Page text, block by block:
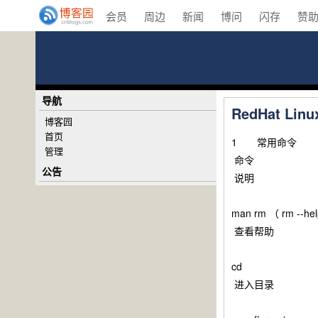
会员 周边 新闻 博问 闪存 赞
RedHat
1 常用命令
命令
说明
man rm （ rm --
查看帮助
cd
进入目录
导航
博客园
首页
管理
公告